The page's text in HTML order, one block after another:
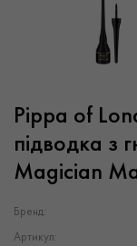
Pippa of
підводка з
Magician
Бренд:
Артикул: